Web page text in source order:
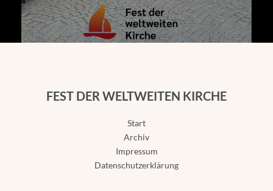
FEST DER WELTWEITEN KIRCHE
Start
Archiv
Impressum
Datenschutzerklärung